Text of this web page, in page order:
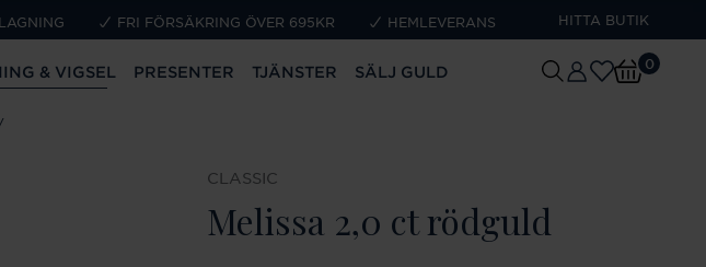
FRI FÖRSÄKRING ÖVER 695KR HEMLEVERANS HITTA BUTIK
& VIGSEL PRESENTER TJÄNSTER SÄLJ GULD 0
CLASSIC
Melissa 2,0 ct rödguld